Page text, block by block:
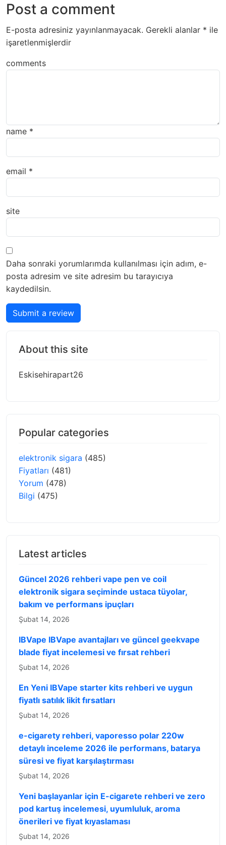
Post a comment
E-posta adresiniz yayınlanmayacak. Gerekli alanlar * ile
işaretlenmişlerdir
comments
name *
email *
site
Daha sonraki yorumlarımda kullanılması için adım, e-
posta adresim ve site adresim bu tarayıcıya
kaydedilsin.
Submit a review
About this site
Eskisehirapart26
Popular categories
elektronik sigara (485)
Fiyatları (481)
Yorum (478)
Bilgi (475)
Latest articles
Güncel 2026 rehberi vape pen ve coil
elektronik sigara seçiminde ustaca tüyolar,
bakım ve performans ipuçları
Şubat 14, 2026
IBVape IBVape avantajları ve güncel geekvape
blade fiyat incelemesi ve fırsat rehberi
Şubat 14, 2026
En Yeni IBVape starter kits rehberi ve uygun
fiyatlı satılık likit fırsatları
Şubat 14, 2026
e-cigarety rehberi, vaporesso polar 220w
detaylı inceleme 2026 ile performans, batarya
süresi ve fiyat karşılaştırması
Şubat 14, 2026
Yeni başlayanlar için E-cigarete rehberi ve zero
pod kartuş incelemesi, uyumluluk, aroma
önerileri ve fiyat kıyaslaması
Şubat 14, 2026